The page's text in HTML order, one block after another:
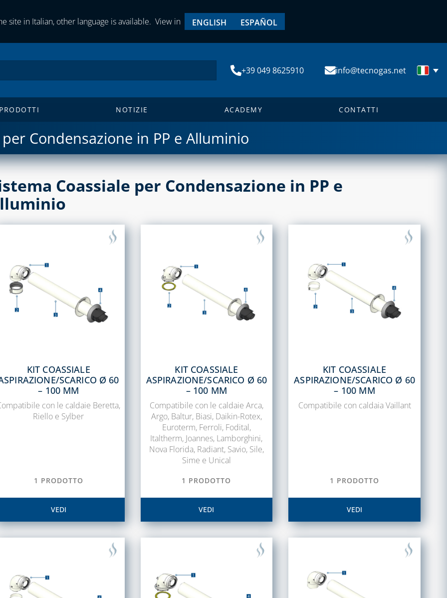
site in Italian, other language is available. View in ENGLISH ESPAÑOL
+39 049 8625910 info@tecnogas.net
NOTIZIE ACADEMY CONTATTI
Condensazione in PP e Alluminio
Coassiale per Condensazione in PP e
KIT COASSIALE
SCARICO Ø 60
– 100 MM
con le caldaie Beretta,
Riello e Sylber
1 PRODOTTO
VEDI
KIT COASSIALE
ASPIRAZIONE/SCARICO Ø 60
– 100 MM
Compatibile con le caldaie Arca,
Argo, Baltur, Biasi, Daikin-Rotex,
Euroterm, Ferroli, Fodital,
Italtherm, Joannes, Lamborghini,
Nova Florida, Radiant, Savio, Sile,
Sime e Unical
1 PRODOTTO
VEDI
KIT COASSIALE
ASPIRAZIONE/SCARICO Ø 60
– 100 MM
Compatibile con caldaia Vaillant
1 PRODOTTO
VEDI